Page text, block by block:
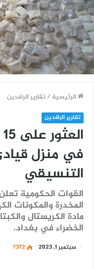
الرئيسية /تقارير الرافدين
تقارير الرافدين
في منزل
التنسيقي
المخدرة والمكونات
مادة الكريستال
الخضراء في بغداد.
سبتمبر 1, 2023 1٬372